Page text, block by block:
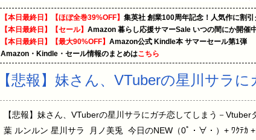
【本日最終日】【ほぼ全巻39%OFF】 集英社 創業100周年記念！人気作に割引
【本日最終日】【セール】 Amazon 暮らし応援サマーSale いつの間にか開催
【本日最終日】【最大90%OFF】 Amazon公式 Kindle本 サマーセール第1弾
Amazon・Kindle・セール情報のまとめはこちら
【悲報】妹さん、VTuberの星川サラ
【悲報】妹さん、VTuberの星川サラにガチ恋してしまう－
葉 ルンルン 星川サラ 月ノ美兎 今日のNEW（0ﾟ・∀・）+ ﾜｸﾃｶ